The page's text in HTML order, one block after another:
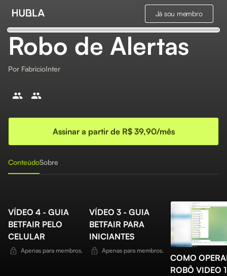
Já sou membro
Robo de Alertas
Por FabricioInter
Assinar a partir de R$ 39,90/mês
ConteúdoSobre
VÍDEO 4 - GUIA
BETFAIR PELO
CELULAR
Apenas para membros.
VÍDEO 3 - GUIA
BETFAIR PARA
INICIANTES
Apenas para membros.
COMO
ROBÔ VIDEO 1